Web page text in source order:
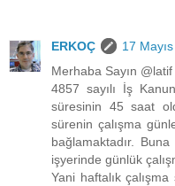
ERKOÇ
17
Merhaba Sayın @latif
4857 sayılı İş
süresinin 45 saat
sürenin çalışma
bağlamaktadır.
işyerinde günlük
Yani haftalık